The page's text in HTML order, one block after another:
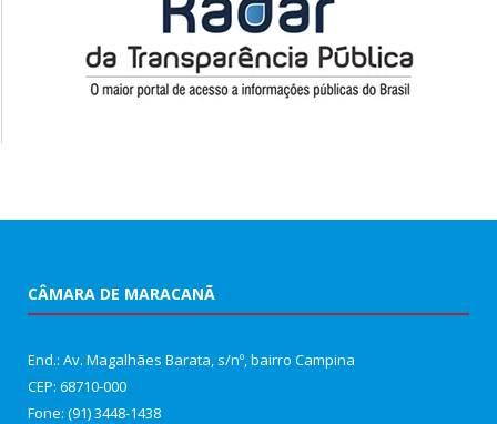
CÂMARA DE MARACANÃ
End.: Av. Magalhães Barata, s/nº, bairro Campina
CEP: 68710-000
Fone: (91) 3448-1438